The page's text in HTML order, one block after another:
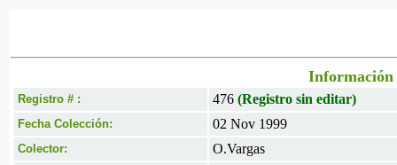
Información
Registro # : 476 (Registro sin editar)
Fecha Colección: 02 Nov 1999
Colector: O.Vargas